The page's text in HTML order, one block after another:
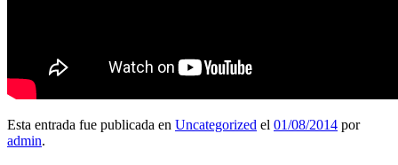
Esta entrada fue publicada en Uncategorized el 01/08/2014 por
admin.